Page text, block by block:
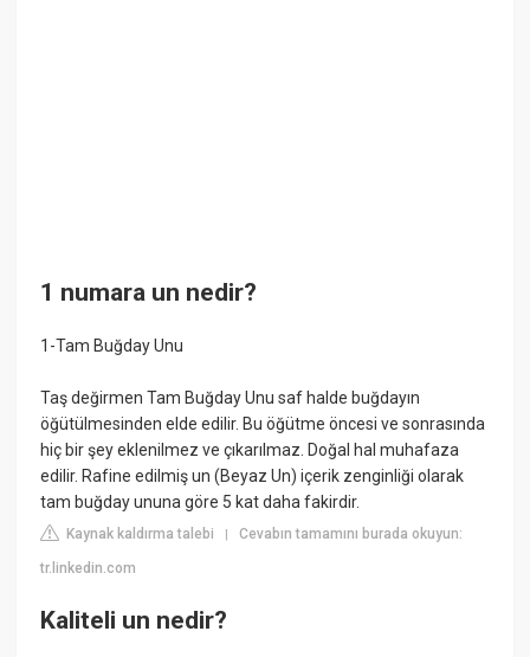
1 numara un nedir?
1-Tam Buğday Unu
Taş değirmen Tam Buğday Unu saf halde buğdayın
öğütülmesinden elde edilir. Bu öğütme öncesi ve sonrasında
hiç bir şey eklenilmez ve çıkarılmaz. Doğal hal muhafaza
edilir. Rafine edilmiş un (Beyaz Un) içerik zenginliği olarak
tam buğday ununa göre 5 kat daha fakirdir.
Kaynak kaldırma talebi |Cevabın tamamını burada okuyun:
tr.linkedin.com
Kaliteli un nedir?